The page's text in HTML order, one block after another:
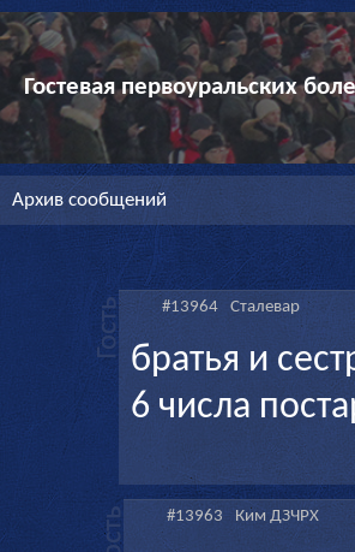
Гостевая первоуральских
Архив сообщений
#13964 Сталевар
братья и
6 числа
#13963 Ким ДЗЧРХ